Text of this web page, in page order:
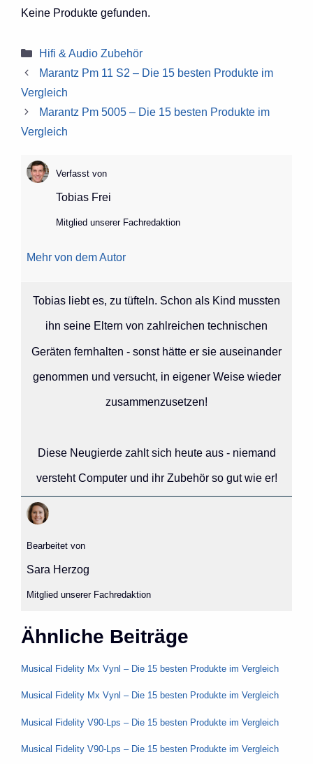
Keine Produkte gefunden.
Kategorien
Hifi & Audio Zubehör
Marantz Pm 11 S2 – Die 15 besten Produkte im
Vergleich
Marantz Pm 5005 – Die 15 besten Produkte im
Vergleich
Verfasst von
Tobias Frei
Mitglied unserer Fachredaktion
Mehr von dem Autor
Tobias liebt es, zu tüfteln. Schon als Kind mussten
ihn seine Eltern von zahlreichen technischen
Geräten fernhalten - sonst hätte er sie auseinander
genommen und versucht, in eigener Weise wieder
zusammenzusetzen!
Diese Neugierde zahlt sich heute aus - niemand
versteht Computer und ihr Zubehör so gut wie er!
Bearbeitet von
Sara Herzog
Mitglied unserer Fachredaktion
Ähnliche Beiträge
Musical Fidelity Mx Vynl – Die 15 besten Produkte im Vergleich
Musical Fidelity Mx Vynl – Die 15 besten Produkte im Vergleich
Musical Fidelity V90-Lps – Die 15 besten Produkte im Vergleich
Musical Fidelity V90-Lps – Die 15 besten Produkte im Vergleich